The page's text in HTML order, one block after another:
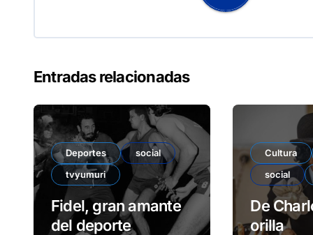
Entradas relacionadas
Deportes
social
tvyumuri
Fidel, gran amante
del deporte
Cultura
social
De
orilla